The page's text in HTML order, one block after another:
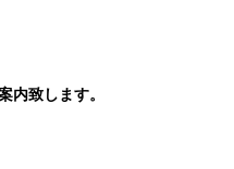
内致します。